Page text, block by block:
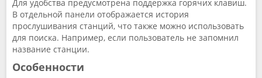
Для удобства предусмотрена поддержка горячих клавиш.
В отдельной панели отображается история
прослушивания станций, что также можно использовать
для поиска. Например, если пользователь не запомнил
название станции.
Особенности